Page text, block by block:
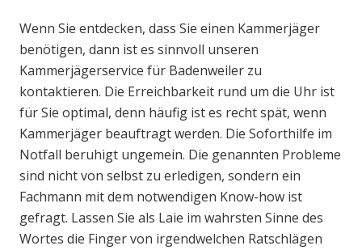
Wenn Sie entdecken, dass Sie einen Kammerjäger
benötigen, dann ist es sinnvoll unseren
Kammerjägerservice für Badenweiler zu
kontaktieren. Die Erreichbarkeit rund um die Uhr ist
für Sie optimal, denn häufig ist es recht spät, wenn
Kammerjäger beauftragt werden. Die Soforthilfe im
Notfall beruhigt ungemein. Die genannten Probleme
sind nicht von selbst zu erledigen, sondern ein
Fachmann mit dem notwendigen Know-how ist
gefragt. Lassen Sie als Laie im wahrsten Sinne des
Wortes die Finger von irgendwelchen Ratschlägen